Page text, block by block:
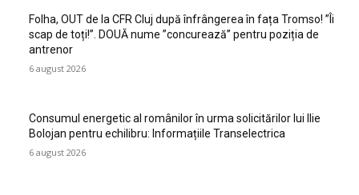
Folha, OUT de la CFR Cluj după înfrângerea în fața Tromso! ”Îi
scap de toți!”. DOUĂ nume ”concurează” pentru poziția de
antrenor
6 august 2026
Consumul energetic al românilor în urma solicitărilor lui Ilie
Bolojan pentru echilibru: Informațiile Transelectrica
6 august 2026